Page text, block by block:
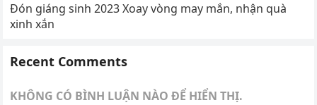
Đón giáng sinh 2023 Xoay vòng may mắn, nhận quà
xinh xắn
Recent Comments
KHÔNG CÓ BÌNH LUẬN NÀO ĐỂ HIỂN THỊ.